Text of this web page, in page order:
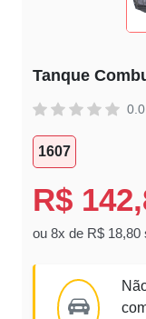
Tanque
1607
R$
ou 8x de R$ 18,80